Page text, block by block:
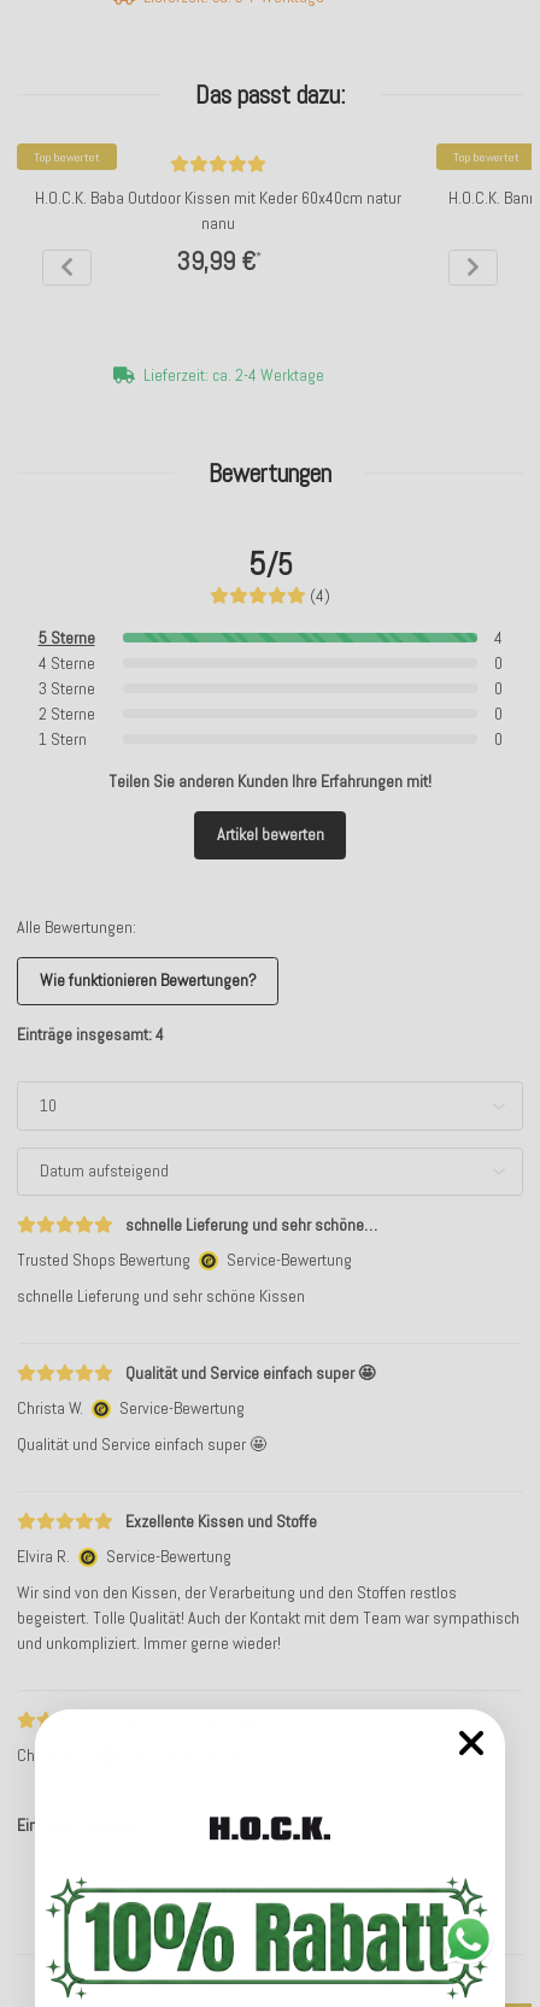
Bewertungen
5/5
(4)
5 Sterne
4
4 Sterne
0
3 Sterne
0
2 Sterne
0
1 Stern
0
Teilen Sie anderen Kunden Ihre Erfahrungen mit!
Artikel bewerten
Alle Bewertungen:
Wie funktionieren Bewertungen?
Einträge insgesamt: 4
schnelle Lieferung und sehr schöne…
Trusted Shops Bewertung
Service-Bewertung
schnelle Lieferung und sehr schöne Kissen
Qualität und Service einfach super 🤩
Christa W.
Service-Bewertung
Qualität und Service einfach super 🤩
Exzellente Kissen und Stoffe
Elvira R.
Service-Bewertung
Wir sind von den Kissen, der Verarbeitung und den Stoffen restlos
begeistert. Tolle Qualität! Auch der Kontakt mit dem Team war sympathisch
und unkompliziert. Immer gerne wieder!
Christian P.
Einträge insgesamt: 4
Das passt dazu:
Top bewertet
H.O.C.K. Baba Outdoor Kissen mit Keder 60x40cm natur
nanu
39,99 €*
Lieferzeit: ca. 2-4 Werktage
Top bewertet
H.O.C.K.
Kunden kauften dazu folgende Artikel: